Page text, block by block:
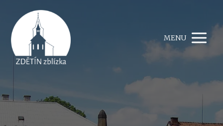
MENU